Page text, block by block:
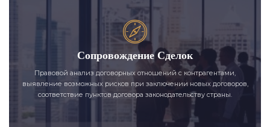
Сопровождение Сделок
Правовой анализ договорных отношений с контрагентами,
выявление возможных рисков при заключении новых договоров,
соответствие пунктов договора законодательству страны.